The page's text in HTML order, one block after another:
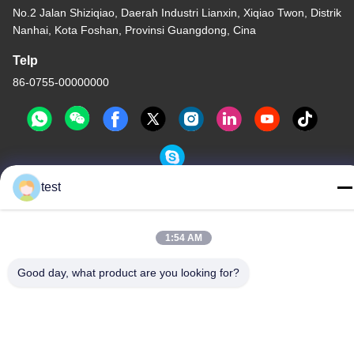
No.2 Jalan Shiziqiao, Daerah Industri Lianxin, Xiqiao Twon, Distrik
Nanhai, Kota Foshan, Provinsi Guangdong, Cina
Telp
86-0755-00000000
Kebijakan Privasi|Sitemap
Cina Kualitas Baik Trek Tirai Aluminium Pemasok. Hak cipta ©
(General Partnership) Semua hak dilindungi.
test
1:54 AM
Good day, what product are you looking for?